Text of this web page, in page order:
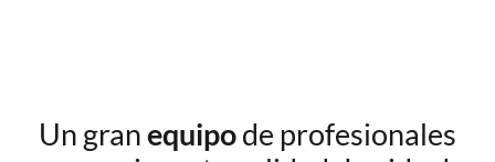
Un granequipode profesionales